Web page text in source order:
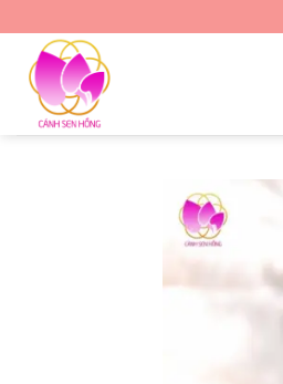
to
content